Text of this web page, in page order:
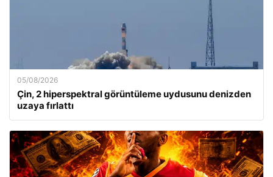
05/08/2026
Çin, 2 hiperspektral görüntüleme uydusunu denizden
uzaya fırlattı